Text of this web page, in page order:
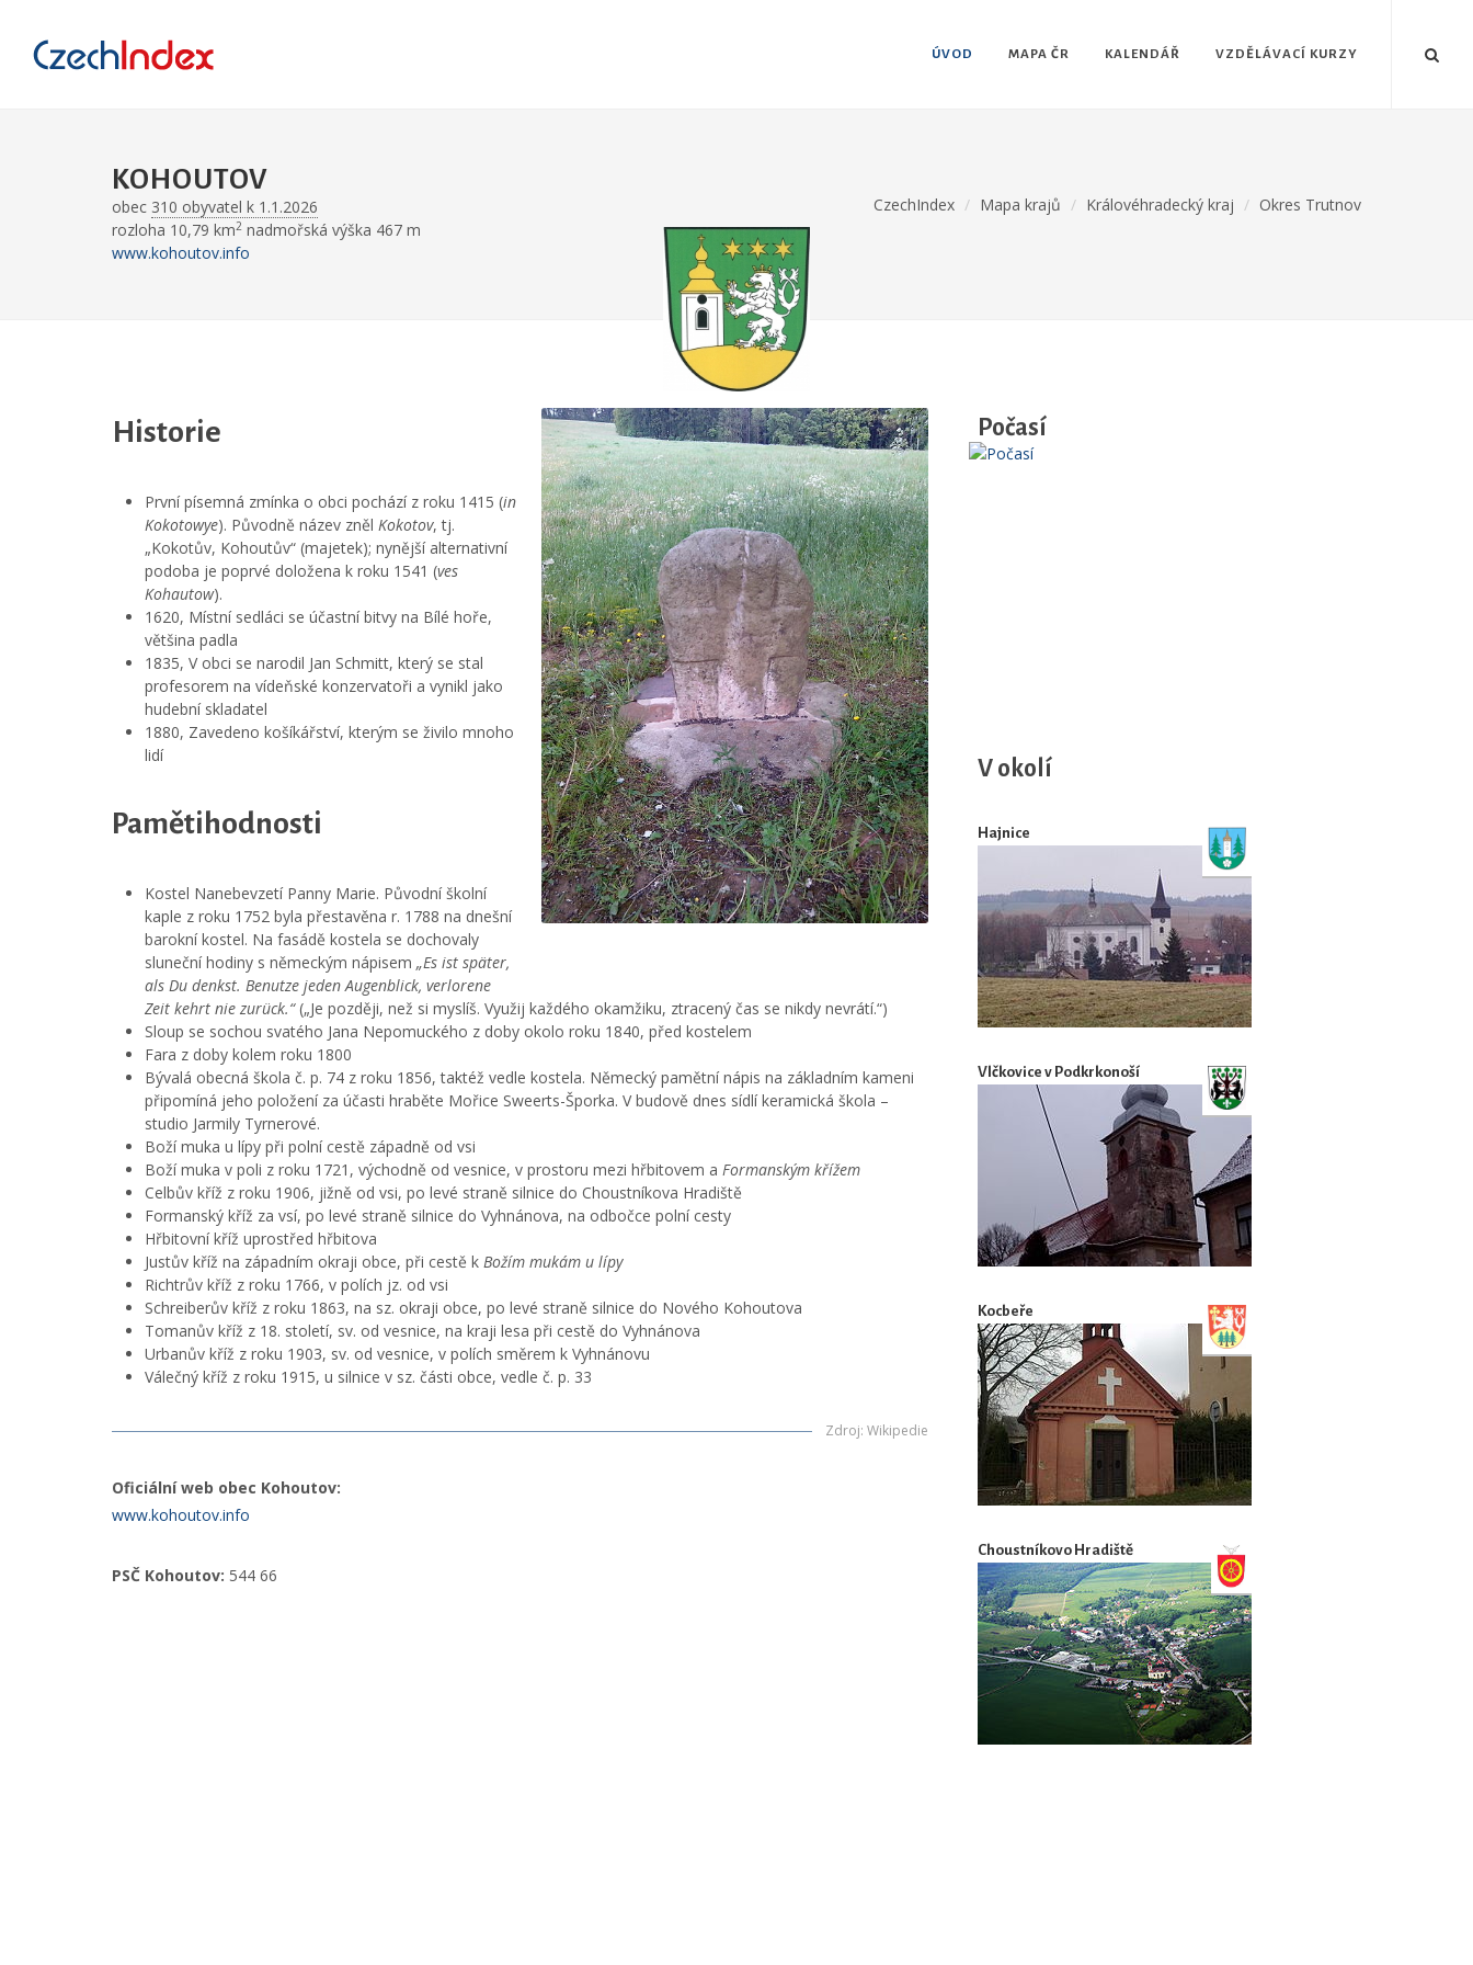
ÚVOD MAPA ČR KALENDÁŘ VZDĚLÁVACÍ KURZY
KOHOUTOV
obec 310 obyvatel k 1.1.2026
rozloha 10,79 km2 nadmořská výška 467 m
www.kohoutov.info
CzechIndex Mapa krajů Královéhradecký kraj Okres Trutnov
Historie
První písemná zmínka o obci pochází z roku 1415 (in
Kokotowye). Původně název zněl Kokotov, tj.
„Kokotův, Kohoutův“ (majetek); nynější alternativní
podoba je poprvé doložena k roku 1541 (ves
Kohautow).
1620, Místní sedláci se účastní bitvy na Bílé hoře,
většina padla
1835, V obci se narodil Jan Schmitt, který se stal
profesorem na vídeňské konzervatoři a vynikl jako
hudební skladatel
1880, Zavedeno košíkářství, kterým se živilo mnoho
lidí
Pamětihodnosti
Kostel Nanebevzetí Panny Marie. Původní školní
kaple z roku 1752 byla přestavěna r. 1788 na dnešní
barokní kostel. Na fasádě kostela se dochovaly
sluneční hodiny s německým nápisem „Es ist später,
als Du denkst. Benutze jeden Augenblick, verlorene
Zeit kehrt nie zurück.“(„Je později, než si myslíš. Využij každého okamžiku, ztracený čas se nikdy nevrátí.“)
Sloup se sochou svatého Jana Nepomuckého z doby okolo roku 1840, před kostelem
Fara z doby kolem roku 1800
Bývalá obecná škola č. p. 74 z roku 1856, taktéž vedle kostela. Německý pamětní nápis na základním kameni
připomíná jeho položení za účasti hraběte Mořice Sweerts-Šporka. V budově dnes sídlí keramická škola –
studio Jarmily Tyrnerové.
Boží muka u lípy při polní cestě západně od vsi
Boží muka v poli z roku 1721, východně od vesnice, v prostoru mezi hřbitovem a Formanským křížem
Celbův kříž z roku 1906, jižně od vsi, po levé straně silnice do Choustníkova Hradiště
Formanský kříž za vsí, po levé straně silnice do Vyhnánova, na odbočce polní cesty
Hřbitovní kříž uprostřed hřbitova
Justův kříž na západním okraji obce, při cestě k Božím mukám u lípy
Richtrův kříž z roku 1766, v polích jz. od vsi
Schreiberův kříž z roku 1863, na sz. okraji obce, po levé straně silnice do Nového Kohoutova
Tomanův kříž z 18. století, sv. od vesnice, na kraji lesa při cestě do Vyhnánova
Urbanův kříž z roku 1903, sv. od vesnice, v polích směrem k Vyhnánovu
Válečný kříž z roku 1915, u silnice v sz. části obce, vedle č. p. 33
Zdroj: Wikipedie
Oficiální web obec Kohoutov:
www.kohoutov.info
PSČ Kohoutov: 544 66
Počasí
V okolí
Hajnice
Vlčkovice v Podkrkonoší
Kocbeře
Choustníkovo Hradiště